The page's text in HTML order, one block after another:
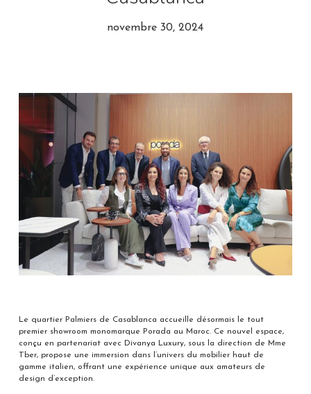
novembre 30, 2024
Le quartier Palmiers de Casablanca accueille désormais le tout
premier showroom monomarque Porada au Maroc. Ce nouvel espace,
conçu en partenariat avec Divanya Luxury, sous la direction de Mme
Tber, propose une immersion dans l’univers du mobilier haut de
gamme italien, offrant une expérience unique aux amateurs de
design d’exception.